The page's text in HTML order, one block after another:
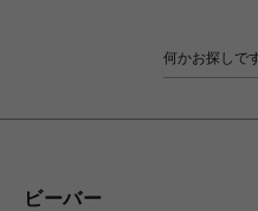
ビーバー